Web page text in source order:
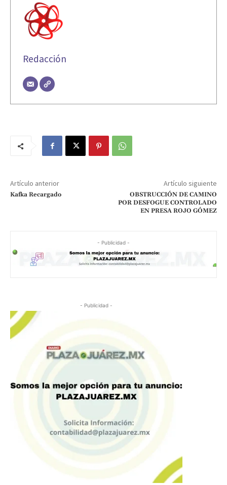
Redacción
Artículo anterior
Kafka Recargado
Artículo siguiente
OBSTRUCCIÓN DE CAMINO
POR DESFOGUE CONTROLADO
EN PRESA ROJO GÓMEZ
- Publicidad -
- Publicidad -